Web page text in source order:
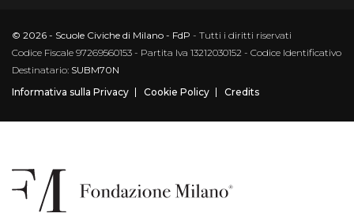
© 2026 - Scuole Civiche di Milano - FdP - Tutti i diritti riservati
Codice Fiscale 97269560153 - Partita Iva 13212030152 - Codice Identificativo
Destinatario: SUBM70N
Informativa sulla Privacy
Cookie Policy Credits